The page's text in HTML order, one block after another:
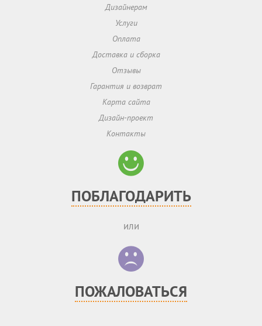
Дизайнерам
Услуги
Оплата
Доставка и сборка
Отзывы
Гарантия и возврат
Карта сайта
Дизайн-проект
Контакты
ПОБЛАГОДАРИТЬ
или
ПОЖАЛОВАТЬСЯ